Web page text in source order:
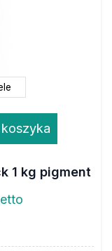
1 kg pigment